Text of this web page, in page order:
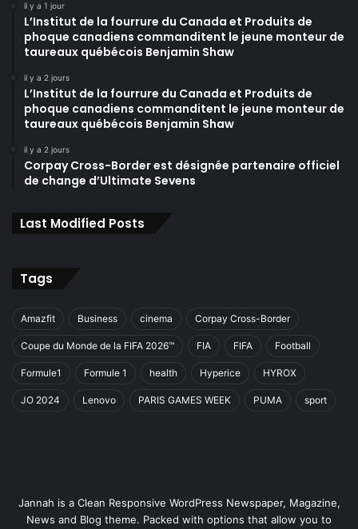
il y a 1 jour
L’Institut de la fourrure du Canada et Produits de
phoque canadiens commanditent le jeune monteur de
taureaux québécois Benjamin Shaw
il y a 2 jours
L’Institut de la fourrure du Canada et Produits de
phoque canadiens commanditent le jeune monteur de
taureaux québécois Benjamin Shaw
il y a 2 jours
Corpay Cross-Border est désignée partenaire officiel
de change d’Ultimate Sevens
Last Modified Posts
Tags
Amazfit Business cinema Corpay Cross-Border
Coupe du Monde de la FIFA 2026™ FIA FIFA Football
Formule1 Formule 1 health Hyperice HYROX
JO 2024 Lenovo PARIS GAMES WEEK PUMA sport
Jannah is a Clean Responsive WordPress Newspaper, Magazine,
News and Blog theme. Packed with options that allow you to